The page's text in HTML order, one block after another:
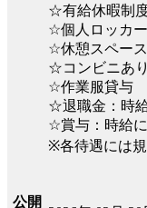
☆有給休暇制
☆個人ロッカ
☆休憩スペー
☆コンビニあり
☆作業服貸与
☆退職金：時
☆賞与：時給
※各待遇には規
公開